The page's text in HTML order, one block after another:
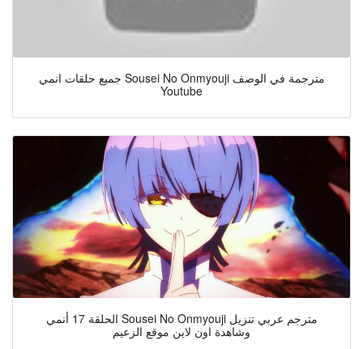
جميع حلقات انمي Sousei No Onmyouji مترجمة في الوصف
Youtube
الحلقة 17 أنمي Sousei No Onmyouji مترجم عربي تنزيل
وشاهدة اون لاين موقع الزعيم